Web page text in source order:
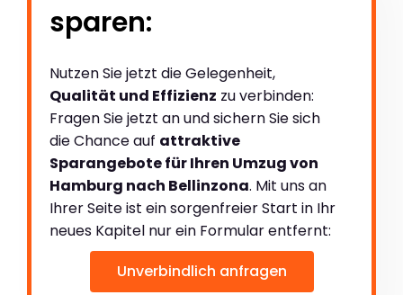
sparen:
Nutzen Sie jetzt die Gelegenheit,
Qualität und Effizienz zu verbinden:
Fragen Sie jetzt an und sichern Sie sich
die Chance auf attraktive
Sparangebote für Ihren Umzug von
Hamburg nach Bellinzona. Mit uns an
Ihrer Seite ist ein sorgenfreier Start in Ihr
neues Kapitel nur ein Formular entfernt:
Unverbindlich anfragen